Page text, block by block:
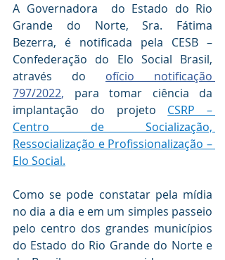
A Governadora  do Estado do Rio
Grande do Norte, Sra. Fátima
Bezerra, é notificada pela CESB –
Confederação do Elo Social Brasil,
através do ofício notificação
797/2022, para tomar ciência da
implantação do projeto CSRP –
Centro de Socialização,
Ressocialização e Profissionalização –
Elo Social.
Como se pode constatar pela mídia
no dia a dia e em um simples passeio
pelo centro dos grandes municípios
do Estado do Rio Grande do Norte e